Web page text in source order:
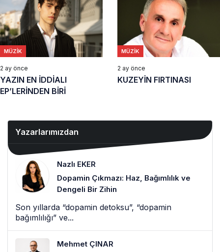
MÜZIK
2 ay önce
YAZIN EN İDDİALI
EP’LERİNDEN BİRİ
MÜZIK
2 ay önce
KUZEYİN FIRTINASI
Yazarlarımızdan
Nazlı EKER
Dopamin Çıkmazı: Haz, Bağımlılık ve
Dengeli Bir Zihin
Son yıllarda “dopamin detoksu”, “dopamin
bağımlılığı” ve...
Mehmet ÇINAR